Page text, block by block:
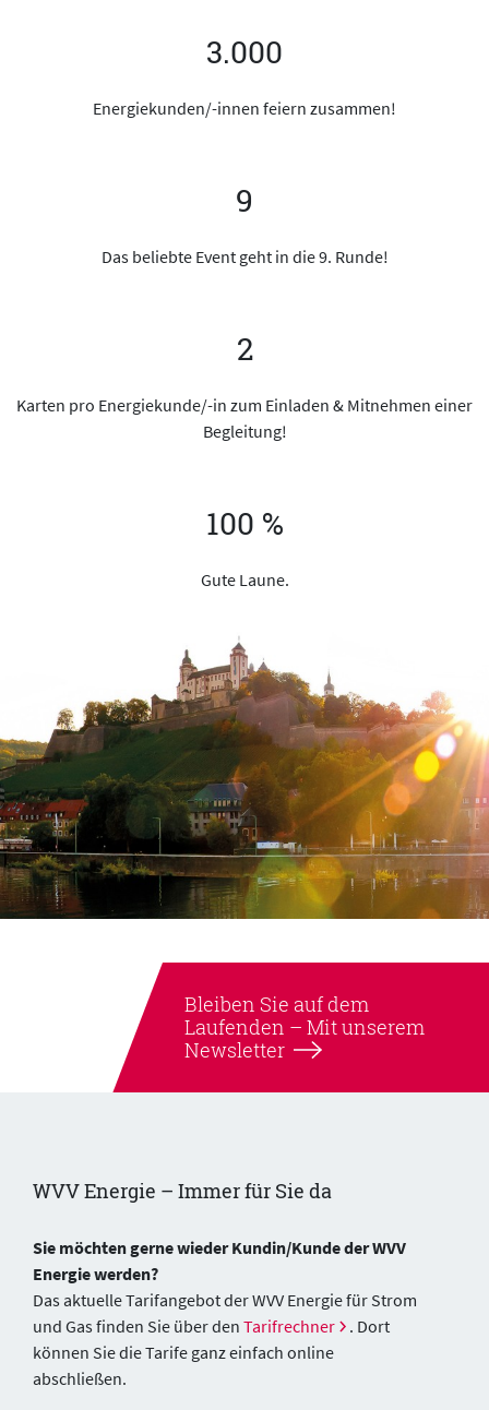
3.000
Energiekunden/-innen feiern zusammen!
9
Das beliebte Event geht in die 9. Runde!
2
Karten pro Energiekunde/-in zum Einladen & Mitnehmen einer
Begleitung!
100 %
Gute Laune.
Bleiben Sie auf dem
Laufenden – Mit unserem
Newsletter
WVV Energie – Immer für Sie da
Sie möchten gerne wieder Kundin/Kunde der WVV
Energie werden?
Das aktuelle Tarifangebot der WVV Energie für Strom
und Gas finden Sie über den Tarifrechner
. Dort
können Sie die Tarife ganz einfach online
abschließen.